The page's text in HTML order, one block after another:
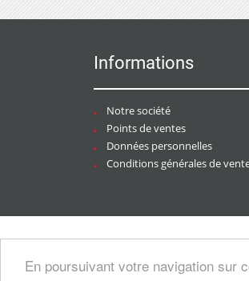
En poursuivant votre navigation sur
Informations
Notre société
Points de ventes
Données personnelles
Conditions générales de
artesansdubatiment.com